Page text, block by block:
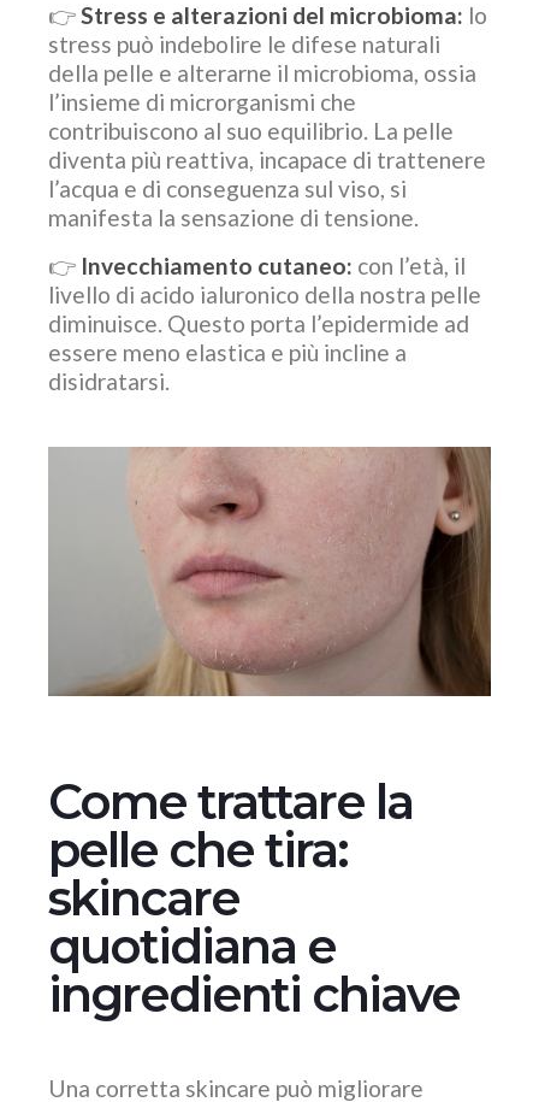
👉Stress e alterazioni del microbioma: lo
stress può indebolire le difese naturali
della pelle e alterarne il microbioma, ossia
l’insieme di microrganismi che
contribuiscono al suo equilibrio. La pelle
diventa più reattiva, incapace di trattenere
l’acqua e di conseguenza sul viso, si
manifesta la sensazione di tensione.
👉 Invecchiamento cutaneo: con l’età, il
livello di acido ialuronico della nostra pelle
diminuisce. Questo porta l’epidermide ad
essere meno elastica e più incline a
disidratarsi.
Come trattare la
pelle che tira:
skincare
quotidiana e
ingredienti chiave
Una corretta skincare può migliorare